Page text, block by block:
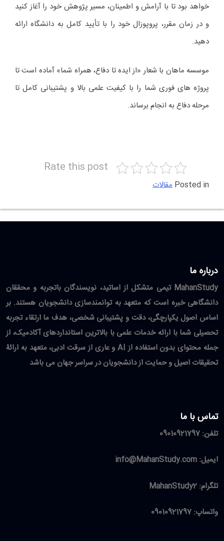
خواهد بود تا با آرامش و اطمینان، مسیر پژوهش خود را آغاز کنید
و در زمان مقرر، پروپوزال خود را با تأیید کامل به دانشگاه ارائه
دهید.
موسسه ماهان با شعار «از ایده تا دفاع، همراه شما» آماده است تا
پروژه های فوری شما را با کیفیت علمی بالا و پشتیبانی کامل تا
مرحله دفاع به انجام برساند.
Rate this post
Posted in مقالات
درباره ما
MahanStudy تیمی متشکل از اساتید، نویسندگان باتجربه و محققان
دانشگاهی خبره است که متعهد به توانمندسازی دانشجویان هستند. بر
اساس اصول یکپارچگی، دقت و پشتیبانی شخصی، هدف ما ارتقاء تجربه
تحصیلی شما با ارائه خدمات علمی با بالاترین استانداردهای آکادمیک، از
جمله محتوای بدون استفاده از AI و عاری از سرقت ادبی، متعهد به ارائۀ
تحقیقات اصیل و حمایت از دانشجویان در سراسر جهان می باشد
تماس با ما
تلفن: 09010921797
ایمیل: info@MahanStudy.com
تلگرام: MahanStudy2
واتساپ: 09010921797